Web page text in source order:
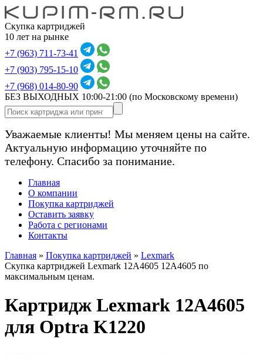
Скупка картриджей
10 лет на рынке
+7 (963) 711-73-41
+7 (903) 795-15-10
+7 (968) 014-80-90
БЕЗ ВЫХОДНЫХ 10:00-21:00 (по Московскому времени)
Уважаемые клиенты! Мы меняем цены на сайте.
Актуальную информацию уточняйте по
телефону. Спасибо за понимание.
Главная
О компании
Покупка картриджей
Оставить заявку
Работа с регионами
Контакты
Главная » Покупка картриджей » Lexmark
Скупка картриджей Lexmark 12A4605 12A4605 по
максимальным ценам.
Картридж Lexmark 12A4605
для Optra K1220